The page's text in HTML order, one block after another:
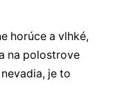
horúce a vlhké,
na polostrove
je to